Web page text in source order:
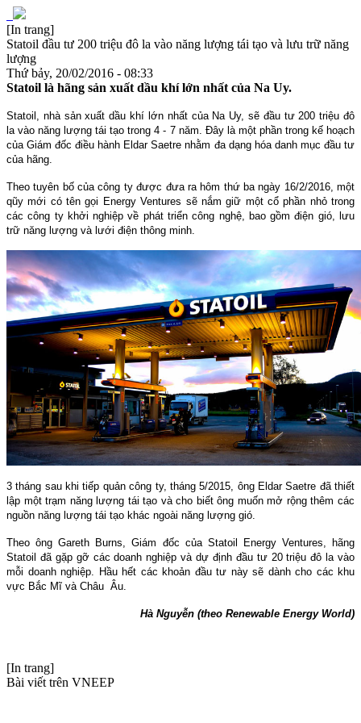
[In trang]
Statoil đầu tư 200 triệu đô la vào năng lượng tái tạo và lưu trữ năng
lượng
Thứ bảy, 20/02/2016 - 08:33
Statoil là hãng sản xuất dầu khí lớn nhất của Na Uy.
Statoil, nhà sản xuất dầu khí lớn nhất của Na Uy, sẽ đầu tư 200 triệu đô
la vào năng lượng tái tạo trong 4 - 7 năm. Đây là một phần trong kế hoạch
của Giám đốc điều hành Eldar Saetre nhằm đa dạng hóa danh mục đầu tư
của hãng.
Theo tuyên bố của công ty được đưa ra hôm thứ ba ngày 16/2/2016, một
qũy mới có tên gọi Energy Ventures sẽ nắm giữ một cổ phần nhỏ trong
các công ty khởi nghiệp về phát triển công nghệ, bao gồm điện gió, lưu
trữ năng lượng và lưới điện thông minh.
3 tháng sau khi tiếp quản công ty, tháng 5/2015, ông Eldar Saetre đã thiết
lập một trạm năng lượng tái tạo và cho biết ông muốn mở rộng thêm các
nguồn năng lượng tái tạo khác ngoài năng lượng gió.
Theo ông Gareth Burns, Giám đốc của Statoil Energy Ventures, hãng
Statoil đã gặp gỡ các doanh nghiệp và dự định đầu tư 20 triệu đô la vào
mỗi doanh nghiệp. Hầu hết các khoản đầu tư này sẽ dành cho các khu
vực Bắc Mĩ và Châu Âu.
Hà Nguyễn (theo Renewable Energy World)
[In trang]
Bài viết trên VNEEP